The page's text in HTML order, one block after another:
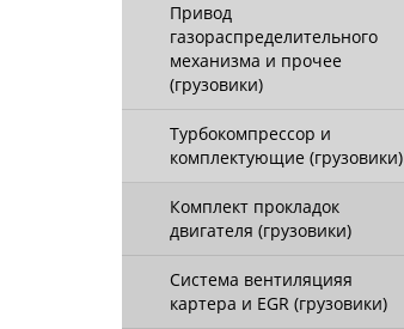
Привод
газораспределительного
механизма и прочее
(грузовики)
Турбокомпрессор и
комплектующие (грузовики)
Комплект прокладок
двигателя (грузовики)
Система вентиляцияя
картера и EGR (грузовики)